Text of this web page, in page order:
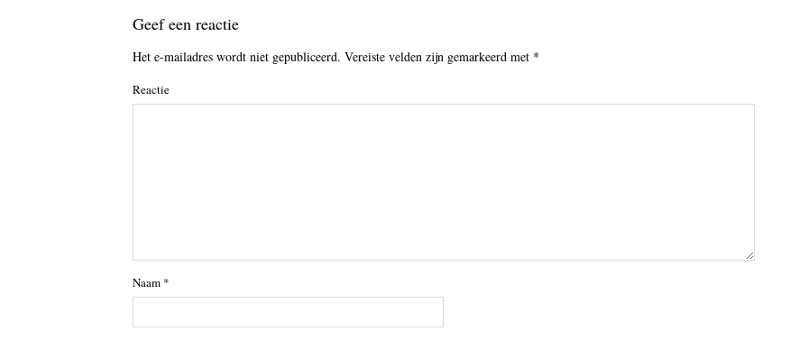
Geef een reactie
Het e-mailadres wordt niet gepubliceerd. Vereiste velden zijn gemarkeerd met *
Reactie
Naam *